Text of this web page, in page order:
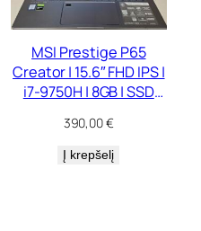
MSI Prestige P65
Creator | 15.6″ FHD IPS |
i7-9750H | 8GB | SSD
Max-Q 6 GB
390,00€
Į krepšelį